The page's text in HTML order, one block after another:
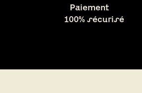
Paiement
100% sécurisé